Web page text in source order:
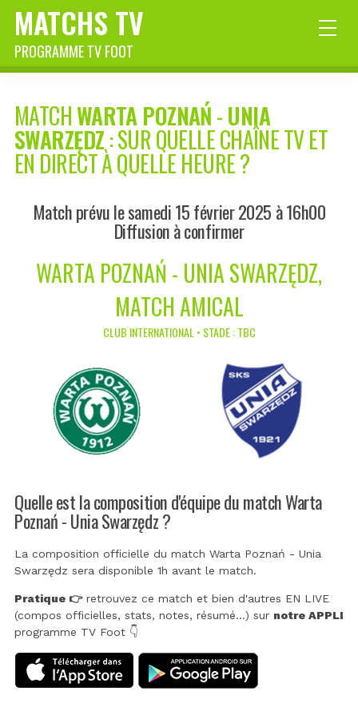
MATCHS TV
PROGRAMME TV FOOT
MATCHWARTA POZNAŃ-UNIA
SWARZĘDZ: SUR QUELLE CHAÎNE TV ET
EN DIRECT À QUELLE HEURE ?
Match prévu le samedi 15 février 2025 à 16h00
Diffusion à confirmer
WARTA POZNAŃ - UNIA SWARZĘDZ,
MATCH AMICAL
CLUB INTERNATIONAL • STADE : TBC
Quelle est la composition d'équipe du match Warta
Poznań - Unia Swarzędz ?
La composition officielle du match Warta Poznań - Unia
Swarzędz sera disponible 1h avant le match.
Pratique 👉retrouvez ce match et bien d'autres EN LIVE
(compos officielles, stats, notes, résumé...) sur notre APPLI
programme TV Foot 👇